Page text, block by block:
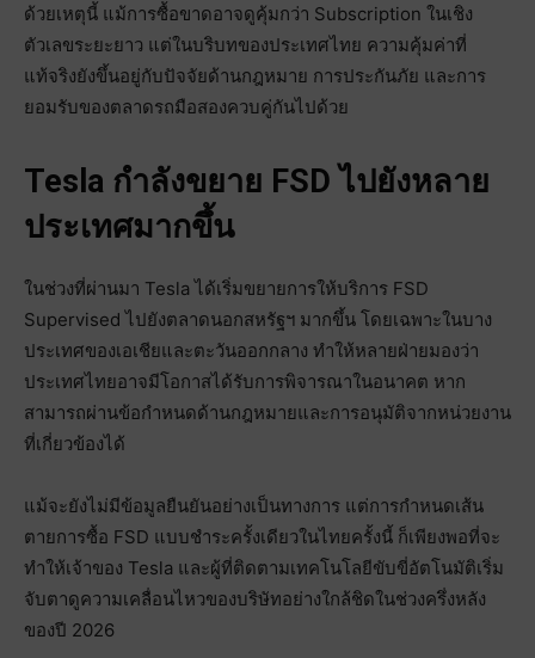
ด้วยเหตุนี้ แม้การซื้อขาดอาจดูคุ้มกว่า Subscription ในเชิง
ตัวเลขระยะยาว แต่ในบริบทของประเทศไทย ความคุ้มค่าที่
แท้จริงยังขึ้นอยู่กับปัจจัยด้านกฎหมาย การประกันภัย และการ
ยอมรับของตลาดรถมือสองควบคู่กันไปด้วย
Tesla กำลังขยาย FSD ไปยังหลาย
ประเทศมากขึ้น
ในช่วงที่ผ่านมา Tesla ได้เริ่มขยายการให้บริการ FSD
Supervised ไปยังตลาดนอกสหรัฐฯ มากขึ้น โดยเฉพาะในบาง
ประเทศของเอเชียและตะวันออกกลาง ทำให้หลายฝ่ายมองว่า
ประเทศไทยอาจมีโอกาสได้รับการพิจารณาในอนาคต หาก
สามารถผ่านข้อกำหนดด้านกฎหมายและการอนุมัติจากหน่วยงาน
ที่เกี่ยวข้องได้
แม้จะยังไม่มีข้อมูลยืนยันอย่างเป็นทางการ แต่การกำหนดเส้น
ตายการซื้อ FSD แบบชำระครั้งเดียวในไทยครั้งนี้ ก็เพียงพอที่จะ
ทำให้เจ้าของ Tesla และผู้ที่ติดตามเทคโนโลยีขับขี่อัตโนมัติเริ่ม
จับตาดูความเคลื่อนไหวของบริษัทอย่างใกล้ชิดในช่วงครึ่งหลัง
ของปี 2026